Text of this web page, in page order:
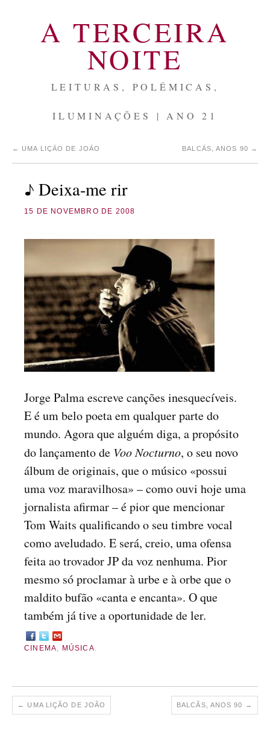
A TERCEIRA
NOITE
LEITURAS, POLÉMICAS,
ILUMINAÇÕES | ANO 21
← UMA LIÇÃO DE JOÃO BALCÃS, ANOS 90 →
♪ Deixa-me rir
15 DE NOVEMBRO DE 2008
Jorge Palma escreve canções inesquecíveis.
E é um belo poeta em qualquer parte do
mundo. Agora que alguém diga, a propósito
do lançamento de Voo Nocturno, o seu novo
álbum de originais, que o músico «possui
uma voz maravilhosa» – como ouvi hoje uma
jornalista afirmar – é pior que mencionar
Tom Waits qualificando o seu timbre vocal
como aveludado. E será, creio, uma ofensa
feita ao trovador JP da voz nenhuma. Pior
mesmo só proclamar à urbe e à orbe que o
maldito bufão «canta e encanta». O que
também já tive a oportunidade de ler.
CINEMA, MÚSICA.
← UMA LIÇÃO DE JOÃO BALCÃS, ANOS 90 →